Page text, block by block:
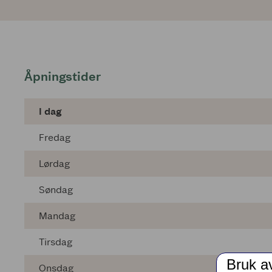
Åpningstider
I dag
Fredag
Lørdag
Søndag
Mandag
Tirsdag
Onsdag Bruk